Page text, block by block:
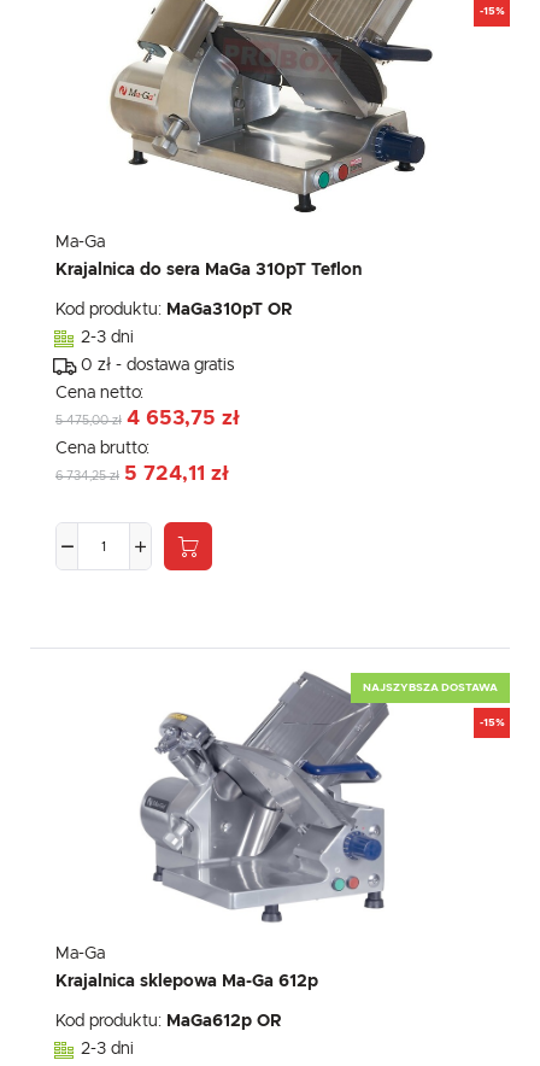
-15%
Ma-Ga
Krajalnica do sera MaGa 310pT Teflon
Kod produktu: MaGa310pT OR
2-3 dni
0 zł - dostawa gratis
Cena netto:
5 475,00 zł 4 653,75 zł
Cena brutto:
6 734,25 zł 5 724,11 zł
NAJSZYBSZA DOSTAWA
-15%
Ma-Ga
Krajalnica sklepowa Ma-Ga 612p
Kod produktu: MaGa612p OR
2-3 dni